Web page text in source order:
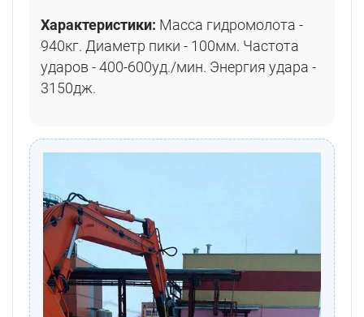
Характеристики: Масса гидромолота -
940кг. Диаметр пики - 100мм. Частота
ударов - 400-600уд./мин. Энергия удара -
3150дж.